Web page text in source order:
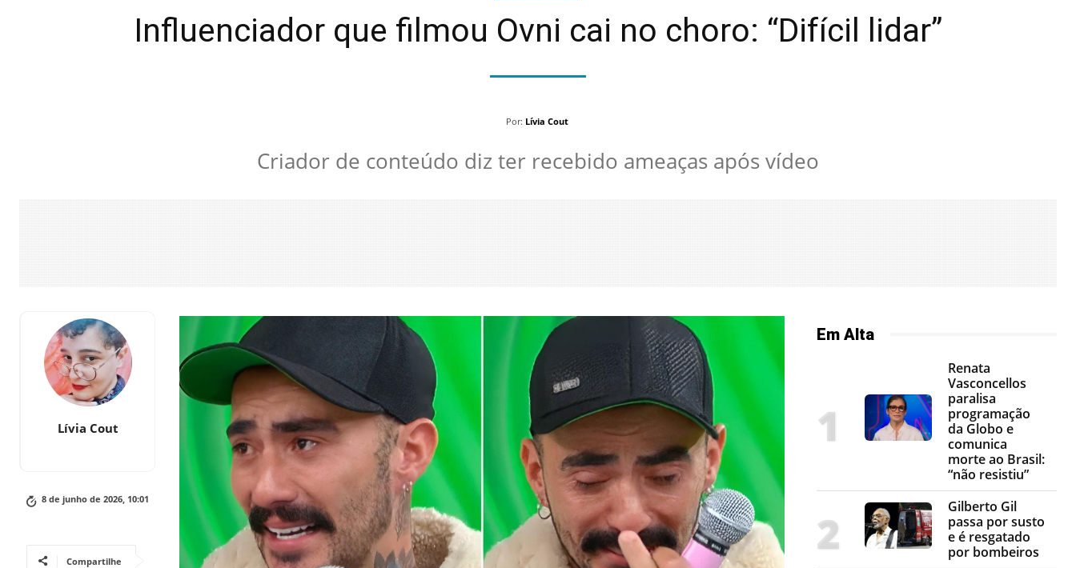
Influenciador que filmou Ovni cai no choro: “Difícil lidar”
Por: Lívia Cout
Criador de conteúdo diz ter recebido ameaças após vídeo
Lívia Cout
8 de junho de 2026, 10:01
Compartilhe
Em Alta
Renata
Vasconcellos
paralisa
programação
da Globo e
comunica
morte ao Brasil:
“não resistiu”
Gilberto Gil
passa por susto
e é resgatado
por bombeiros